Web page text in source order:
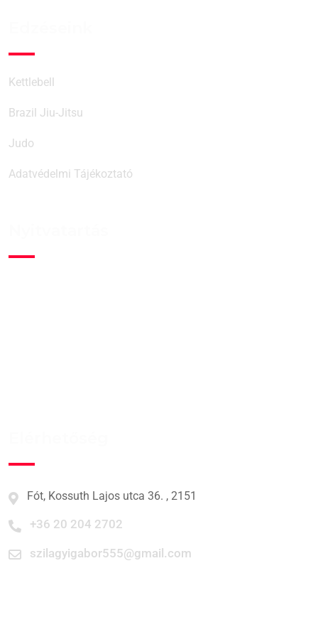
Kettlebell
Brazil Jiu-Jitsu
Judo
Adatvédelmi Tájékoztató
Fót, Kossuth Lajos utca 36. , 2151
+36 20 204 2702
szilagyigabor555@gmail.com